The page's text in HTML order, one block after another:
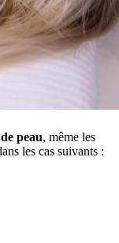
peau, même les
les cas suivants :